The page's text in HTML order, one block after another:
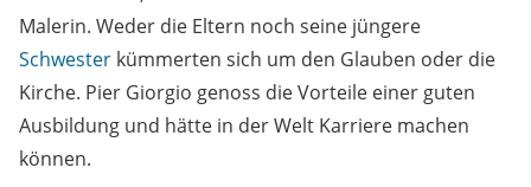
Malerin. Weder die Eltern noch seine jüngere
Schwester kümmerten sich um den Glauben oder die
Kirche. Pier Giorgio genoss die Vorteile einer guten
Ausbildung und hätte in der Welt Karriere machen
können.